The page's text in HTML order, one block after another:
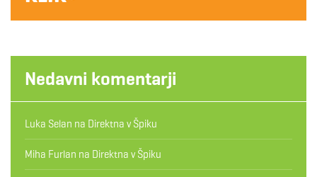
Nedavni komentarji
Luka Selan na Direktna v Špiku
Miha Furlan na Direktna v Špiku